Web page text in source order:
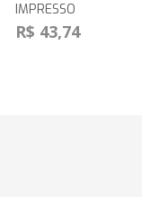
IMPRESSO
R$ 43,74